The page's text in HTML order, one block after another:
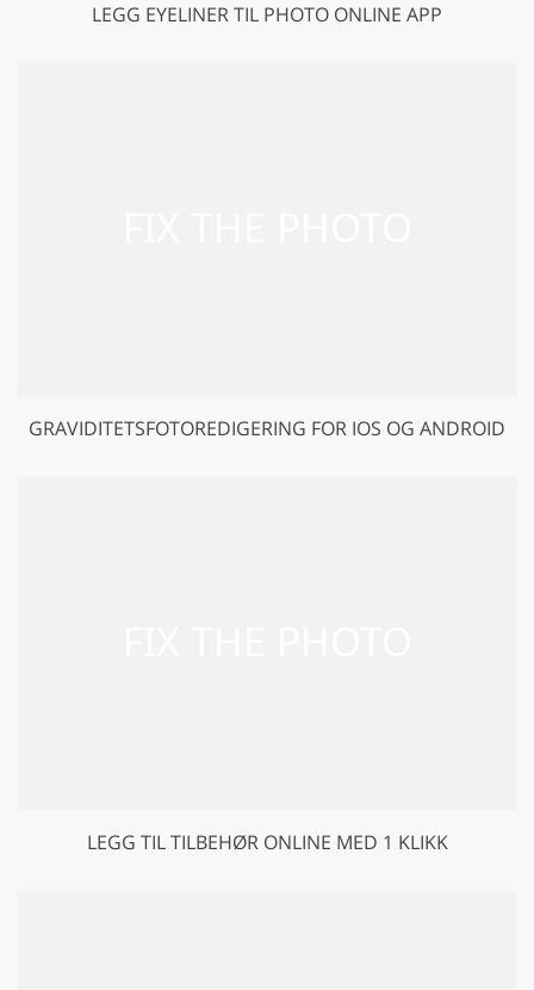
LEGG EYELINER TIL PHOTO ONLINE APP
GRAVIDITETSFOTOREDIGERING FOR IOS OG ANDROID
LEGG TIL TILBEHØR ONLINE MED 1 KLIKK